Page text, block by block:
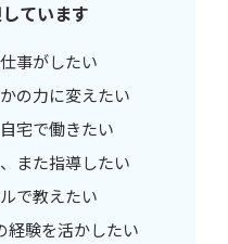
ています
事がしたい
の力に変えたい
宅で働きたい
また指導したい
で教えたい
経験を活かしたい